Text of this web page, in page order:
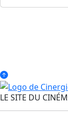
LE SITE DU